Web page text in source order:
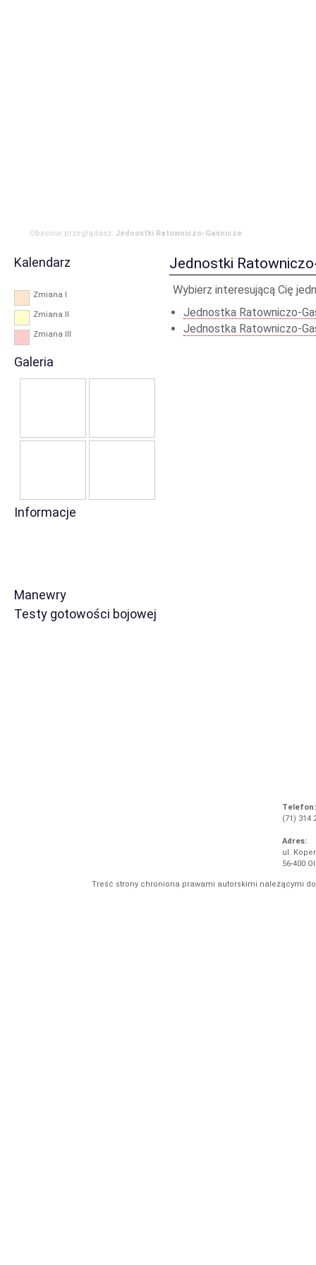
Obecnie przeglądasz: Jednostki Ratowniczo-Gaśnicze
Kalendarz
Zmiana I
Zmiana II
Zmiana III
Galeria
Informacje
Manewry
Testy gotowości bojowej
Jednostki
Wybierz interesującą Cię
Jednostka Ratowniczo-
Jednostka Ratowniczo-
Telefon:
(71) 314
Adres:
ul.
56-400
Treść strony chroniona prawami autorskimi należącymi